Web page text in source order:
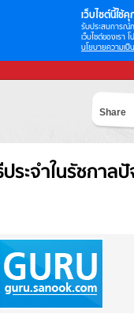
เว็บไซต์นี้ใช้คุ
รับประสบการณ์
เว็บไซต์ของเรา
นโยบายความเป็
Share
ระจำในรัชกาล